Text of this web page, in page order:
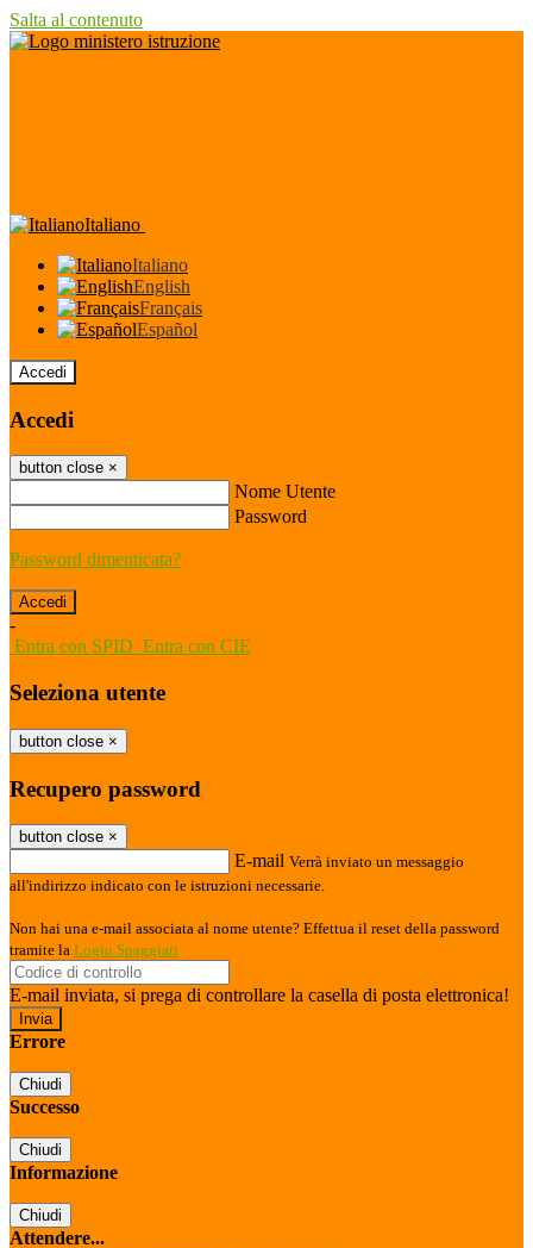
Salta al contenuto
Italiano
Italiano
English
Français
Español
Accedi
Accedi
button close ×
Nome Utente
Password
Password dimenticata?
-
Entra con SPID Entra con CIE
Seleziona utente
button close ×
Recupero password
button close ×
E-mail Verrà inviato un messaggio
all'indirizzo indicato con le istruzioni necessarie.
Non hai una e-mail associata al nome utente? Effettua il reset della password
tramite la Login Spaggiari
E-mail inviata, si prega di controllare la casella di posta elettronica!
Errore
Chiudi
Successo
Chiudi
Informazione
Chiudi
Attendere...